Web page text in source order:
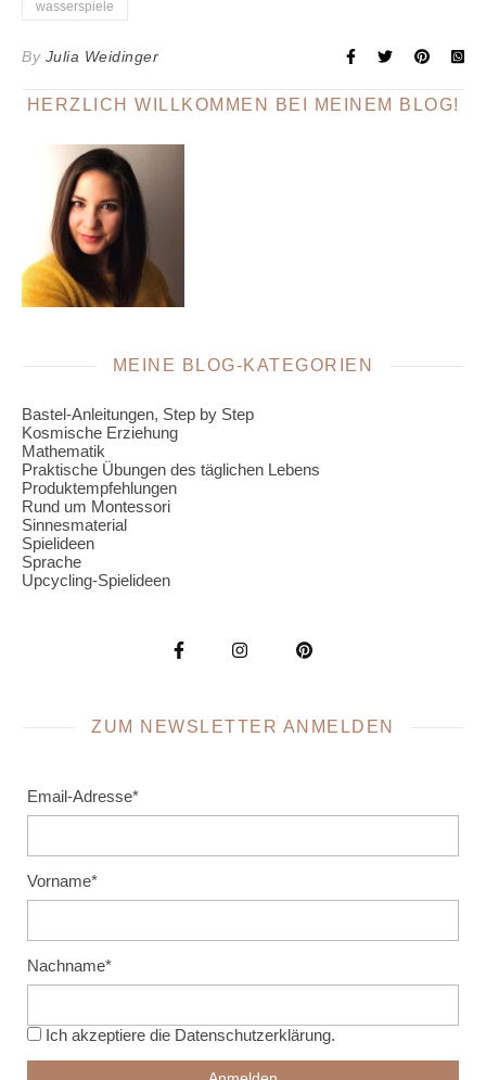
wasserspiele
By Julia Weidinger
HERZLICH WILLKOMMEN BEI MEINEM BLOG!
MEINE BLOG-KATEGORIEN
Bastel-Anleitungen, Step by Step
Kosmische Erziehung
Mathematik
Praktische Übungen des täglichen Lebens
Produktempfehlungen
Rund um Montessori
Sinnesmaterial
Spielideen
Sprache
Upcycling-Spielideen
ZUM NEWSLETTER ANMELDEN
Email-Adresse*
Vorname*
Nachname*
Ich akzeptiere die Datenschutzerklärung.